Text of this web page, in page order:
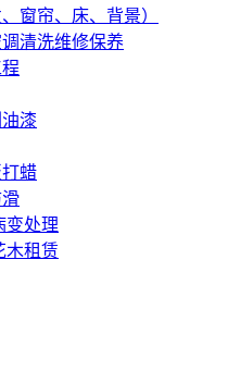
窗帘、床、背景）
清洗维修保养
漆
蜡
变处理
木租赁